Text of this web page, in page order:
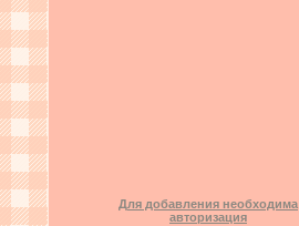
Для добавления необходима
авторизация